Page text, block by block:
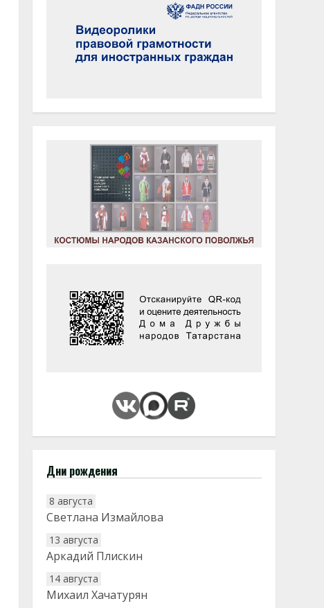
Дни рождения
8 августа
Светлана Измайлова
13 августа
Аркадий Плискин
14 августа
Михаил Хачатурян